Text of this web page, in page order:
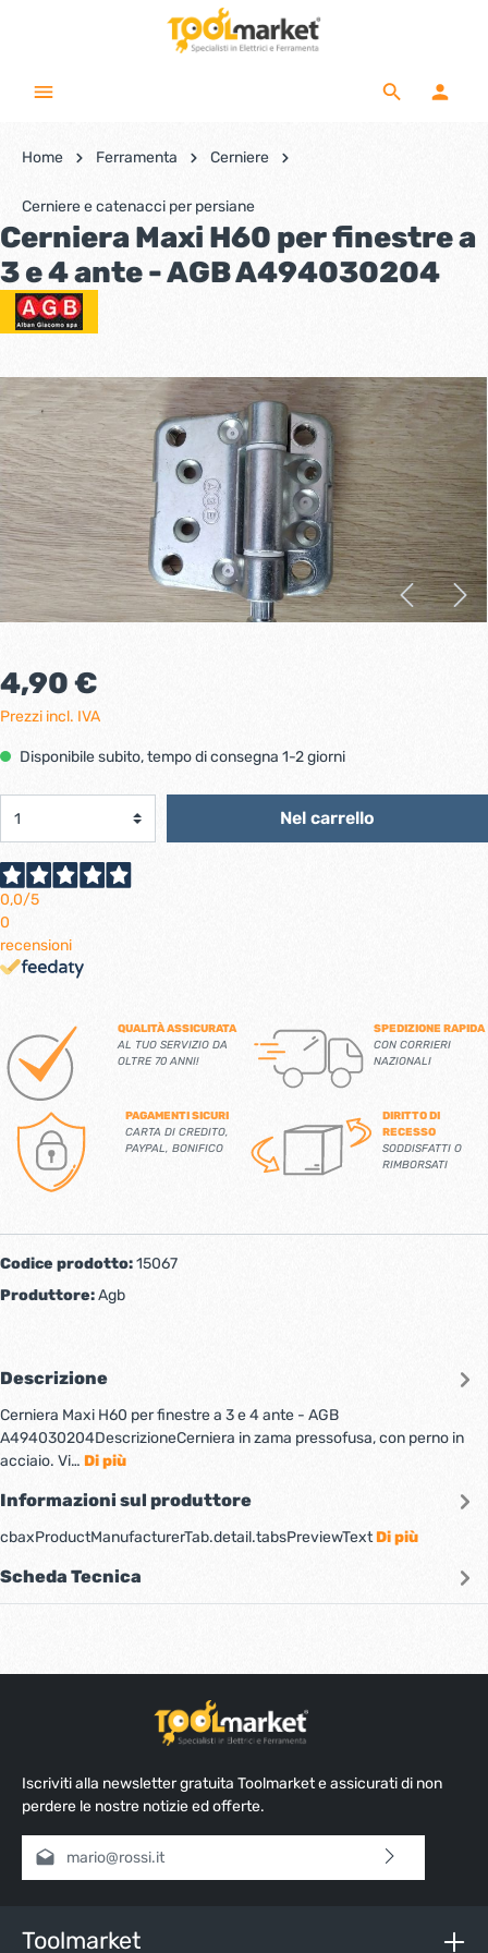
Home Ferramenta Cerniere
Cerniere e catenacci per persiane
Cerniera Maxi H60 per finestre a
3 e 4 ante - AGB A494030204
4,90 €
Prezzi incl. IVA
Disponibile subito, tempo di consegna 1-2 giorni
Nel carrello
0,0/5
0
recensioni
QUALITÀ ASSICURATA
AL TUO SERVIZIO DA
OLTRE 70 ANNI!
SPEDIZIONE RAPIDA
CON CORRIERI
NAZIONALI
PAGAMENTI SICURI
CARTA DI CREDITO,
PAYPAL, BONIFICO
DIRITTO DI
RECESSO
SODDISFATTI O
RIMBORSATI
Codice prodotto:15067
Produttore:Agb
Descrizione
Cerniera Maxi H60 per finestre a 3 e 4 ante - AGB
A494030204DescrizioneCerniera in zama pressofusa, con perno in
acciaio. Vi… Di più
Informazioni sul produttore
cbaxProductManufacturerTab.detail.tabsPreviewTextDi più
Scheda Tecnica
Iscriviti alla newsletter gratuita Toolmarket e assicurati di non
perdere le nostre notizie ed offerte.
Indirizzo e-mail*
nostri termini e condizioni generali
Toolmarket